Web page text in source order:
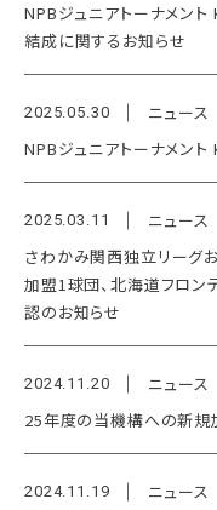
NPBジュニアトーナメン
結成に関するお知らせ
2025.05.30
ニュース
NPBジュニアトーナメン
2025.03.11
ニュース
さわかみ関西独立リーグ
加盟1球団、北海道フロ
認のお知らせ
2024.11.20
ニュース
25年度の当機構への新規
2024.11.19
ニュース